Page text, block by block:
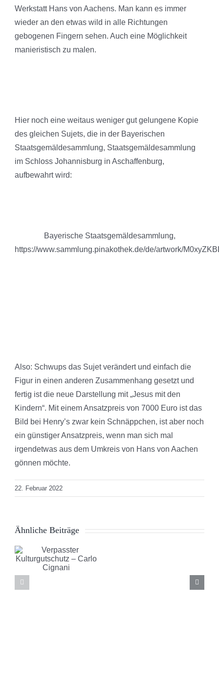
Werkstatt Hans von Aachens. Man kann es immer
wieder an den etwas wild in alle Richtungen
gebogenen Fingern sehen. Auch eine Möglichkeit
manieristisch zu malen.
Hier noch eine weitaus weniger gut gelungene Kopie
des gleichen Sujets, die in der Bayerischen
Staatsgemäldesammlung, Staatsgemäldesammlung
im Schloss Johannisburg in Aschaffenburg,
aufbewahrt wird:
Bayerische Staatsgemäldesammlung,
https://www.sammlung.pinakothek.de/de/artwork/
Also: Schwups das Sujet verändert und einfach die
Figur in einen anderen Zusammenhang gesetzt und
fertig ist die neue Darstellung mit „Jesus mit den
Kindern“. Mit einem Ansatzpreis von 7000 Euro ist das
Bild bei Henry’s zwar kein Schnäppchen, ist aber noch
ein günstiger Ansatzpreis, wenn man sich mal
irgendetwas aus dem Umkreis von Hans von Aachen
gönnen möchte.
22. Februar 2022
Ähnliche Beiträge